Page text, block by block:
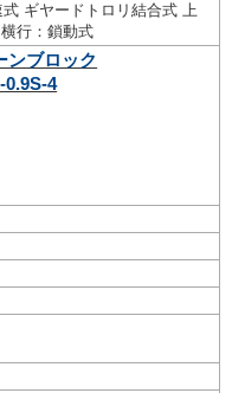
式 ギヤードトロリ結合式 上
行：鎖動式
ンブロック
0.9S-4